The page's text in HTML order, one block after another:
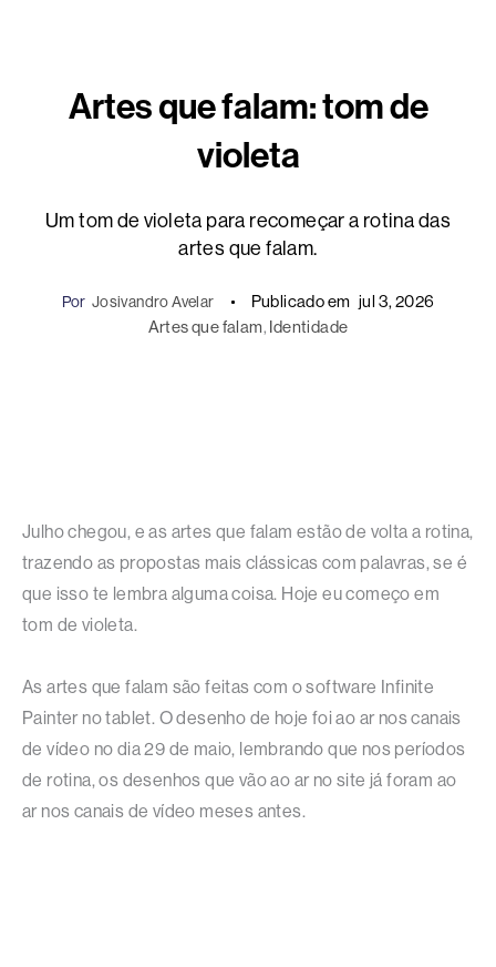
Artes que falam: tom de
violeta
Um tom de violeta para recomeçar a rotina das
artes que falam.
Por Josivandro Avelar Publicado em jul 3, 2026
Artes que falam, Identidade
Julho chegou, e as artes que falam estão de volta a rotina,
trazendo as propostas mais clássicas com palavras, se é
que isso te lembra alguma coisa. Hoje eu começo em
tom de violeta.
As artes que falam são feitas com o software Infinite
Painter no tablet. O desenho de hoje foi ao ar nos canais
de vídeo no dia 29 de maio, lembrando que nos períodos
de rotina, os desenhos que vão ao ar no site já foram ao
ar nos canais de vídeo meses antes.